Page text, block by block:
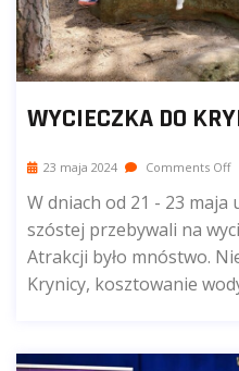
WYCIECZKA DO
23 maja 2024 Comments Off
W dniach od 21 - 23 maja
szóstej przebywali na
Atrakcji było mnóstwo.
Krynicy, kosztowanie